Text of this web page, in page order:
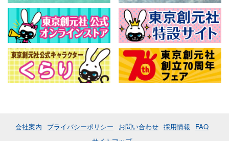
会社案内 プライバシーポリシー お問い合わせ 採用情報
FAQ